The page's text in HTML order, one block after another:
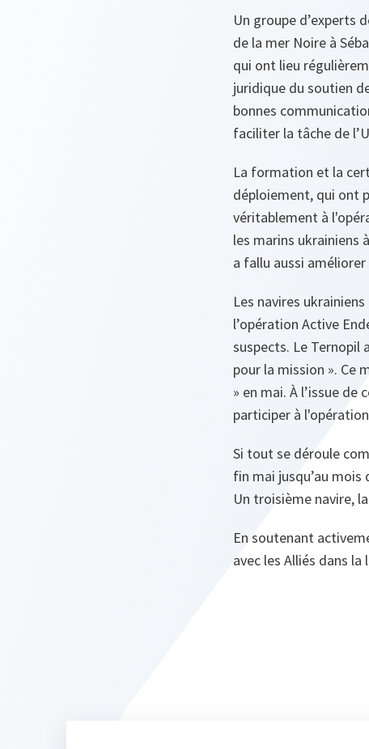
Un groupe d’experts
de la mer Noire à
qui ont lieu
juridique du soutien
bonnes
faciliter la tâche de
La formation et la
déploiement, qui ont
véritablement à
les marins ukrainiens
a fallu aussi
Les navires
l’opération Active
suspects. Le Ternopil
pour la mission ». Ce
» en mai. À l’issue
participer à
Si tout se déroule
fin mai jusqu’au
Un troisième navire,
En soutenant
avec les Alliés dans